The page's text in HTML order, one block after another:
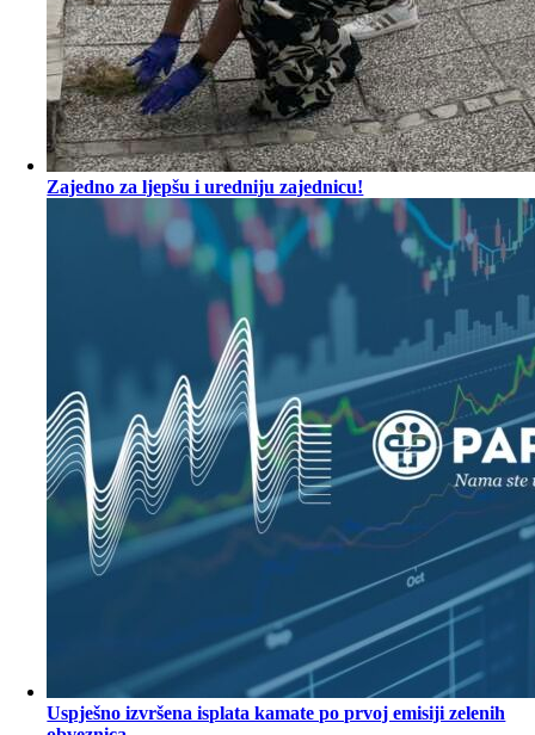
Zajedno za ljepšu i uredniju zajednicu!
Uspješno izvršena isplata kamate po prvoj emisiji zelenih